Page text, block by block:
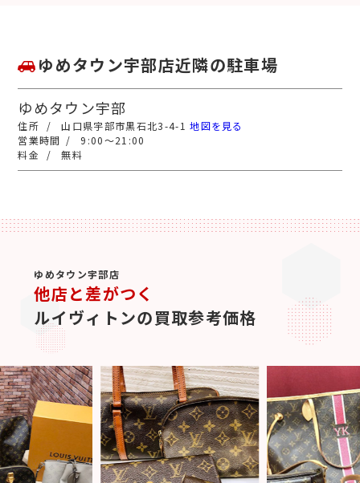
ゆめタウン宇部店近隣の駐車場
ゆめタウン宇部
山口県宇部市黒石北3-4-1地図を見る
9:00～21:00
無料
ゆめタウン宇部店
他店と差がつく
ルイヴィトンの買取参考価格